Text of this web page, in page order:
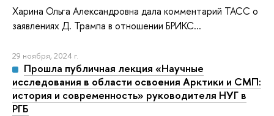
Харина Ольга Александровна дала комментарий ТАСС о
заявлениях Д. Трампа в отношении БРИКС...
29 ноября, 2024 г.
Прошла публичная лекция «Научные
исследования в области освоения Арктики и СМП:
история и современность» руководителя НУГ в
РГБ